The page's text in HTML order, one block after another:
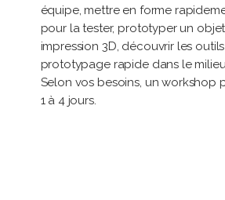
équipe, mettre en forme
pour la tester, prototyper un
impression 3D, découvrir les
prototypage rapide dans le
Selon vos besoins, un workshop
1 à 4 jours.